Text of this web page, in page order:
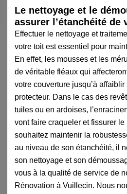
Le nettoyage et le
assurer l’étanchéité de
Effectuer le nettoyage et
votre toit est essentiel pour
En effet, les mousses et les
de véritable fléaux qui
votre couverture jusqu’à
protecteur. Dans le cas des
tuiles ou en ardoises,
vont faire craqueler et fissurer
souhaitez maintenir la
au niveau de son étanchéité, il
son nettoyage et son
vous à la qualité de service de
Rénovation à Vuillecin. Nous